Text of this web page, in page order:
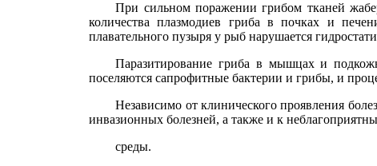
При сильном поражении грибом тканей
количества плазмодиев гриба в почках и
плавательного пузыря у рыб нарушается
Паразитирование гриба в мышцах и
поселяются сапрофитные бактерии и грибы, и
Независимо от клинического проявления
инвазионных болезней, а также и к
среды.